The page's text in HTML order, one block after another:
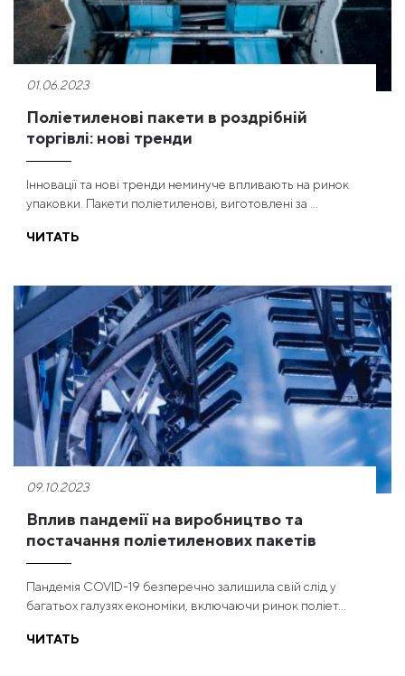
01.06.2023
Поліетиленові пакети в роздрібній
торгівлі: нові тренди
Інновації та нові тренди неминуче впливають на ринок
упаковки. Пакети поліетиленові, виготовлені за ...
ЧИТАТЬ
09.10.2023
Вплив пандемії на виробництво та
постачання поліетиленових пакетів
Пандемія COVID-19 безперечно залишила свій слід у
багатьох галузях економіки, включаючи ринок поліет...
ЧИТАТЬ